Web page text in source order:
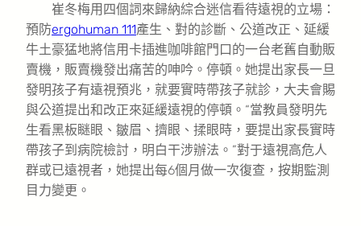
崔冬梅用四個詞來歸納綜合迷信看待遠視的立場：
預防ergohuman 111產生、對的診斷、公道改正、延緩
牛土豪猛地將信用卡插進咖啡館門口的一台老舊自動販
賣機，販賣機發出痛苦的呻吟。停頓。她提出家長一旦
發明孩子有遠視預兆，就要實時帶孩子就診，大夫會賜
與公道提出和改正來延緩遠視的停頓。“當教員發明先
生看黑板瞇眼、皺眉、擠眼、揉眼時，要提出家長實時
帶孩子到病院檢討，明白干涉辦法。”對于遠視高危人
群或已遠視者，她提出每6個月做一次復查，按期監測
目力變更。